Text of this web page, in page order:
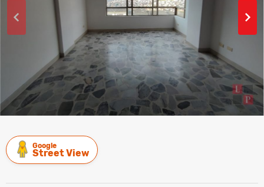
Google
Street View